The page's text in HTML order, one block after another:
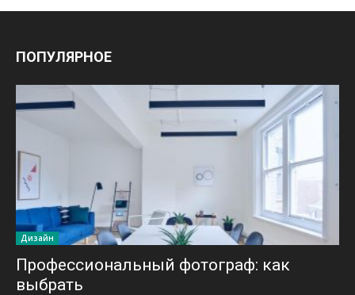
ПОПУЛЯРНОЕ
Дизайн
Профессиональный фотограф: как
выбрать